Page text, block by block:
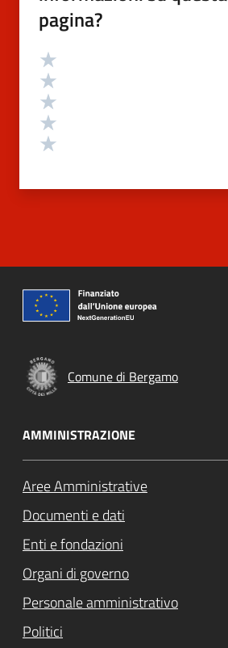
pagina?
Valutazione
Comune di Bergamo
AMMINISTRAZIONE
Aree Amministrative
Documenti e dati
Enti e fondazioni
Organi di governo
Personale amministrativo
Politici